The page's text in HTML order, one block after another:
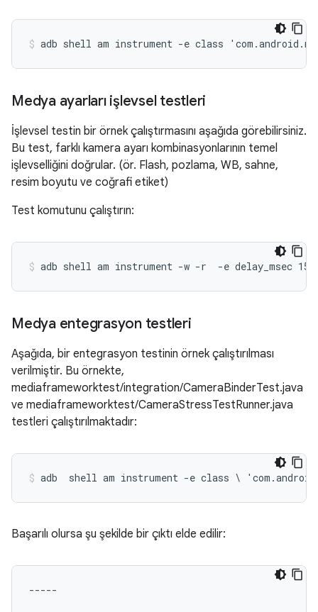
Medya ayarları işlevsel testleri
İşlevsel testin bir örnek çalıştırmasını aşağıda görebilirsiniz.
Bu test, farklı kamera ayarı kombinasyonlarının temel
işlevselliğini doğrular. (ör. Flash, pozlama, WB, sahne,
resim boyutu ve coğrafi etiket)
Test komutunu çalıştırın:
Medya entegrasyon testleri
Aşağıda, bir entegrasyon testinin örnek çalıştırılması
verilmiştir. Bu örnekte,
mediaframeworktest/integration/CameraBinderTest.java
ve mediaframeworktest/CameraStressTestRunner.java
testleri çalıştırılmaktadır:
adb  shell am instrument -e class \
Başarılı olursa şu şekilde bir çıktı elde edilir:
-----